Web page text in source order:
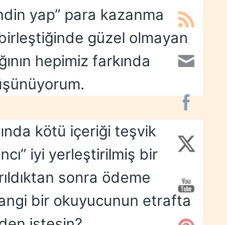
yap” para kazanma
güzel olmayan
hepimiz farkında
kötü içeriği teşvik
iyi yerleştirilmiş bir
sonra ödeme
bir okuyucunun etrafta